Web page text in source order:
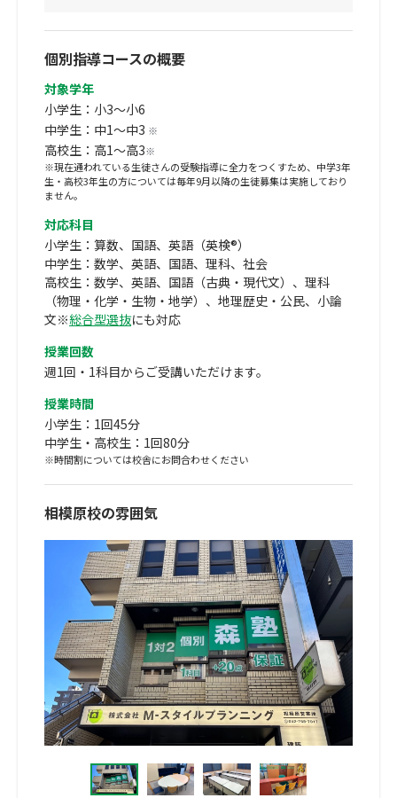
個別指導コースの概要
対象学年
小学生：小3～小6
中学生：中1～中3 ※
高校生：高1～高3※
※現在通われている生徒さんの受験指導に全力をつくすため、中学3年
生・高校3年生の方については毎年9月以降の生徒募集は実施しており
ません。
対応科目
小学生：算数、国語、英語（英検®）
中学生：数学、英語、国語、理科、社会
高校生：数学、英語、国語（古典・現代文）、理科
（物理・化学・生物・地学）、地理歴史・公民、小論
文※総合型選抜にも対応
授業回数
週1回・1科目からご受講いただけます。
授業時間
小学生：1回45分
中学生・高校生：1回80分
※時間割については校舎にお問合わせください
相模原校の雰囲気